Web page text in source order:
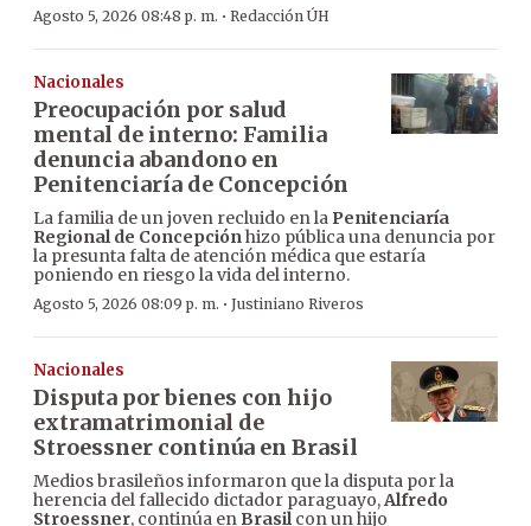
Agosto 5, 2026 08:48 p. m. · Redacción ÚH
Nacionales
Preocupación por salud
mental de interno: Familia
denuncia abandono en
Penitenciaría de Concepción
La familia de un joven recluido en la Penitenciaría
Regional de Concepciónhizo pública una denuncia por
la presunta falta de atención médica que estaría
poniendo en riesgo la vida del interno.
Agosto 5, 2026 08:09 p. m. · Justiniano Riveros
Nacionales
Disputa por bienes con hijo
extramatrimonial de
Stroessner continúa en Brasil
Medios brasileños informaron que la disputa por la
herencia del fallecido dictador paraguayo,Alfredo
Stroessner, continúa en Brasilcon un hijo